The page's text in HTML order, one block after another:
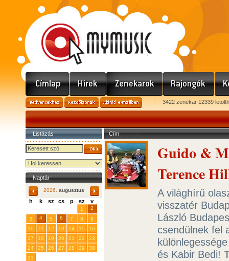
3422 zenekar 12339
Listázás
Naptár
2026. augusztus
h k sz cs p sz v
1
2
3
4 5 6 7 8
9
10
11 12 13 14 15
16
17
18 19 20 21 22
23
24
25 26 27 28 29
30
31
Cím
Guido &
Terence
A világhírű
visszatér
László
csendülnek fel
és Kabir Bedi!